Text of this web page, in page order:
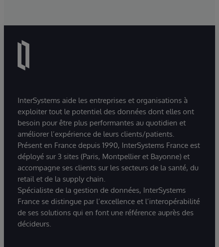
InterSystems aide les entreprises et organisations à
exploiter tout le potentiel des données dont elles ont
besoin pour être plus performantes au quotidien et
améliorer l’expérience de leurs clients/patients.
Présent en France depuis 1990, InterSystems France est
déployé sur 3 sites (Paris, Montpellier et Bayonne) et
accompagne ses clients sur les secteurs de la santé, du
retail et de la supply chain.
Spécialiste de la gestion de données, InterSystems
France se distingue par l’excellence et l’interopérabilité
de ses solutions qui en font une référence auprès des
décideurs.